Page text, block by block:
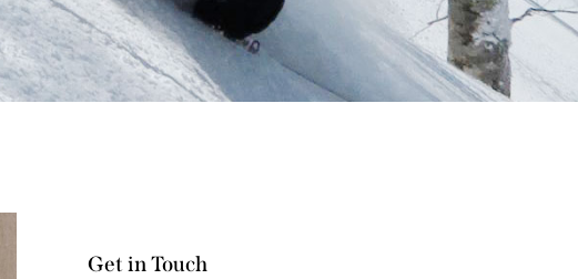
Get in Touch